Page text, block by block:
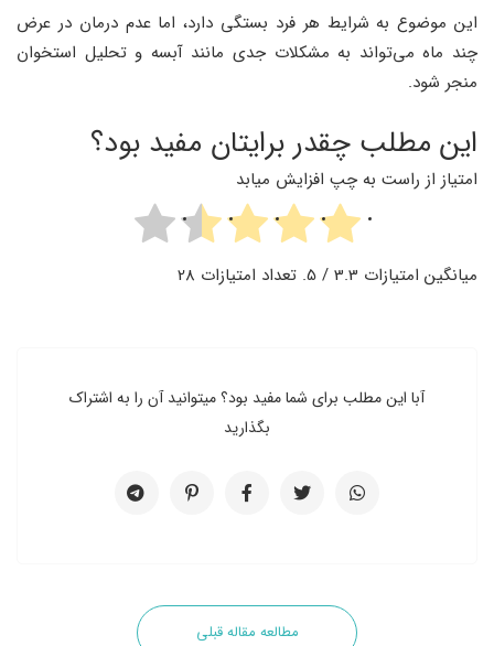
این موضوع به شرایط هر فرد بستگی دارد، اما عدم درمان در عرض
چند ماه می‌تواند به مشکلات جدی مانند آبسه و تحلیل استخوان
منجر شود.
این مطلب چقدر برایتان مفید بود؟
امتیاز از راست به چپ افزایش میابد
میانگین امتیازات 3.3 / 5. تعداد امتیازات 28
آبا این مطلب برای شما مفید بود؟ میتوانید آن را به اشتراک
بگذارید
مطالعه مقاله قبلی